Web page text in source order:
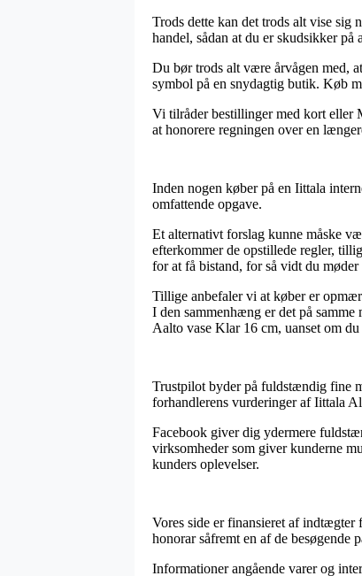
Trods dette kan det trods alt vise sig
handel, sådan at du er skudsikker på
Du bør trods alt være årvågen med,
symbol på en snydagtig butik. Køb
Vi tilråder bestillinger med kort eller
at honorere regningen over en
Inden nogen køber på en Iittala
omfattende opgave.
Et alternativt forslag kunne måske
efterkommer de opstillede regler,
for at få bistand, for så vidt du
Tillige anbefaler vi at køber er
I den sammenhæng er det på
Aalto vase Klar 16 cm, uanset om
Trustpilot byder på fuldstændig fine
forhandlerens vurderinger af Iittala
Facebook giver dig ydermere
virksomheder som giver kunderne
kunders oplevelser.
Vores side er finansieret af
honorar såfremt en af de besøgende
Informationer angående varer og